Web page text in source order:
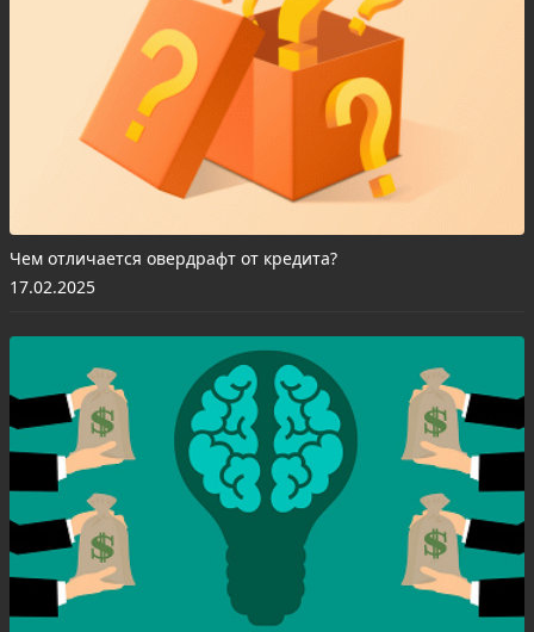
Чем отличается овердрафт от кредита?
17.02.2025